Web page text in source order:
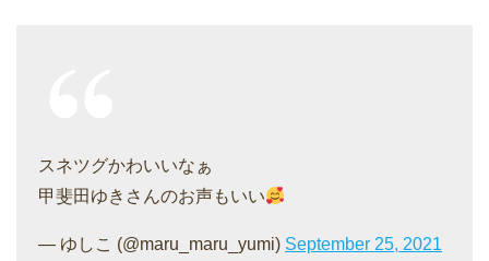
スネツグかわいいなぁ
甲斐田ゆきさんのお声もいい
— ゆしこ (@maru_maru_yumi) September 25, 2021